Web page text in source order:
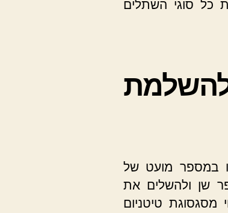
כל סוגי השתלים
במספר מועט של
שן ולהשלים את
טיטניום